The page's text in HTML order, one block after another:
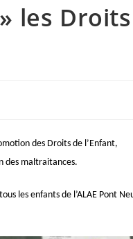
les Droits
des Droits de l’Enfant,
des maltraitances.
les enfants de l’ALAE Pont